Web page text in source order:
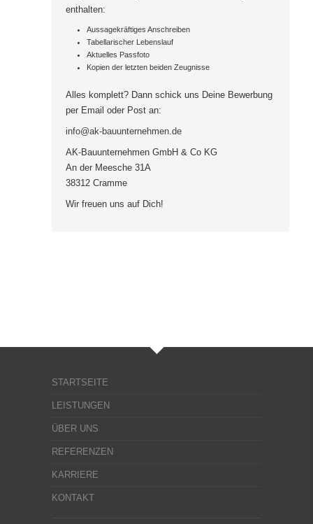
enthalten:
Aussagekräftiges Anschreiben
Tabellarischer Lebenslauf
Aktuelles Passfoto
Kopien der letzten beiden Zeugnisse
Alles komplett? Dann schick uns Deine Bewerbung
per Email oder Post an:
info@ak-bauunternehmen.de
AK-Bauunternehmen GmbH & Co KG
An der Meesche 31A
38312 Cramme
Wir freuen uns auf Dich!
STARTSEITE
LEISTUNGEN
ÜBER UNS
REFERENZEN
KARRIERE
KONTAKT